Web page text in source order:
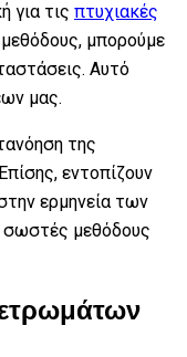
για τις πτυχιακές
μπορούμε
Αυτό
μας.
της
εντοπίζουν
ερμηνεία των
σωστές μεθόδους